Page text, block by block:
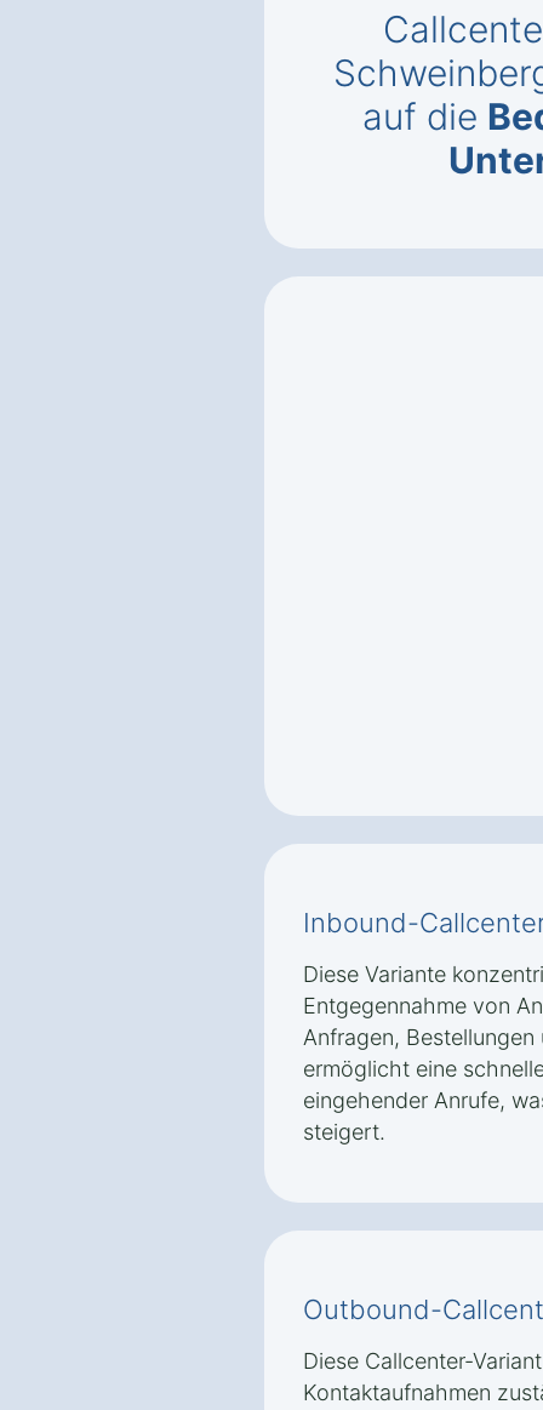
auf die
Inbound-
Diese Variante
Entgegennahme von
Anfragen,
ermöglicht eine
eingehender Anrufe,
steigert.
Outbound-
Diese Callcenter-
Kontaktaufnahmen